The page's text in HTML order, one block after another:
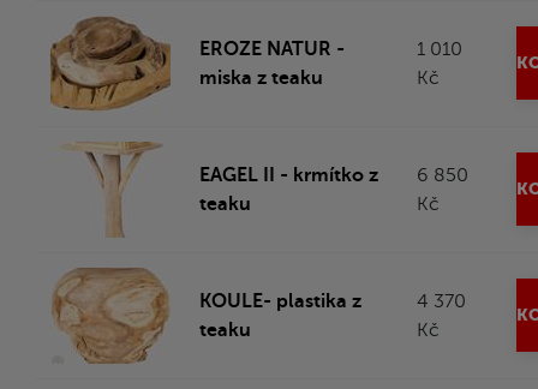
EROZE NATUR -
miska z teaku
1 010
Kč
EAGEL II - krmítko z
teaku
6 850
Kč
KOULE- plastika z
teaku
4 370
Kč